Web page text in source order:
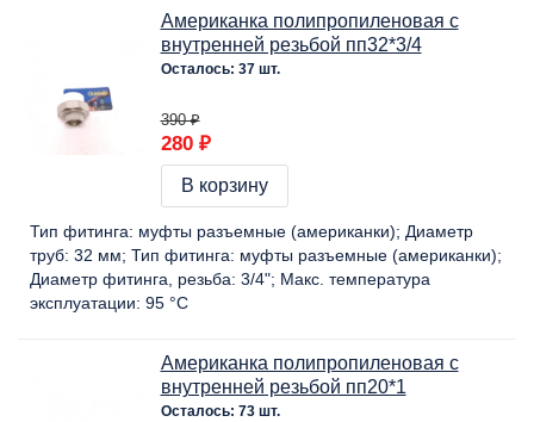
Американка полипропиленовая с
внутренней резьбой пп32*3/4
Осталось: 37 шт.
390 ₽
280 ₽
В корзину
Тип фитинга: муфты разъемные (американки)
Диаметр
труб: 32 мм Тип фитинга: муфты разъемные (американки)
Диаметр фитинга, резьба: 3/4" Макс. температура
эксплуатации: 95 °C
Американка полипропиленовая с
внутренней резьбой пп20*1
Осталось: 73 шт.